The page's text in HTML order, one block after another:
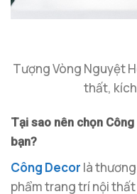
Tượng Vòng Nguyệt
thất,
Tại sao nên chọn
bạn?
Công Decor là
phẩm trang trí nội